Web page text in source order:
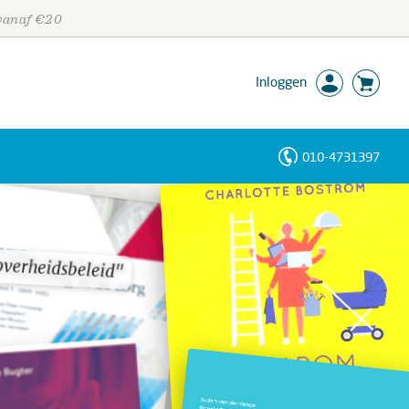
€20
Inloggen
010-4731397
Personen